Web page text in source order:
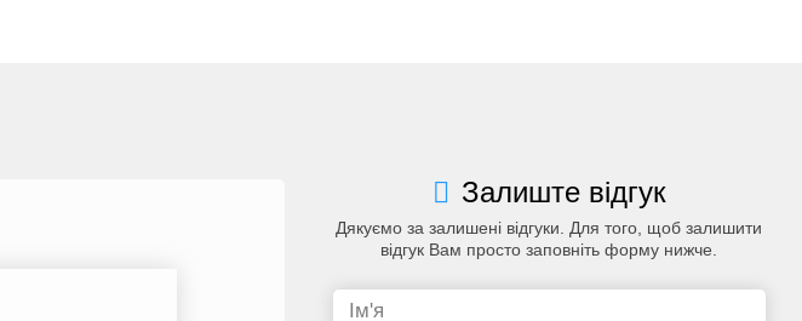
Залиште відгук
Дякуємо за залишені відгуки. Для того, щоб залишити
відгук Вам просто заповніть форму нижче.